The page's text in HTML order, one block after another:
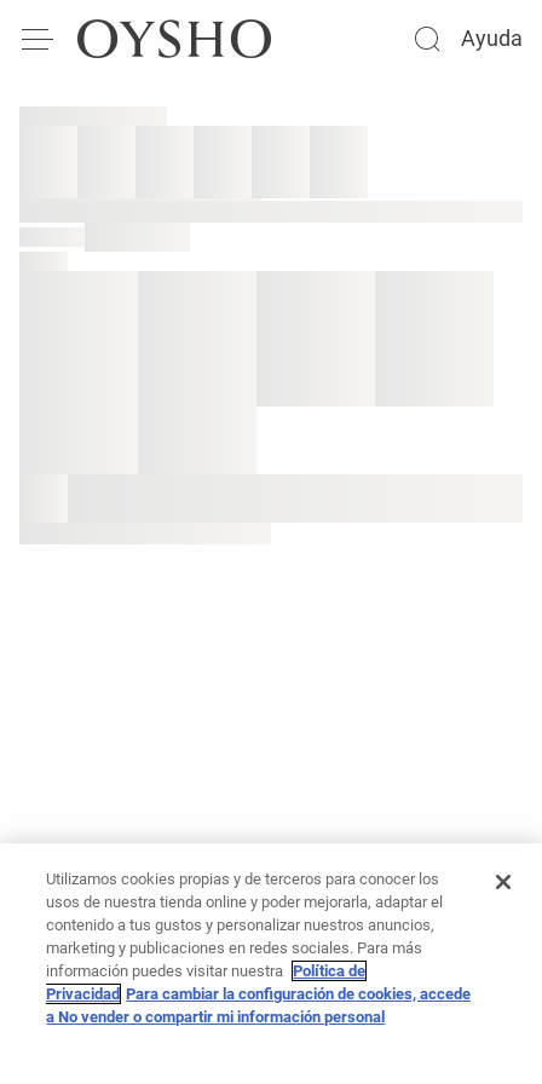
Ayuda
Utilizamos cookies propias y de terceros para conocer los
usos de nuestra tienda online y poder mejorarla, adaptar el
contenido a tus gustos y personalizar nuestros anuncios,
marketing y publicaciones en redes sociales. Para más
información puedes visitar nuestra Política de
Privacidad Para cambiar la configuración de cookies, accede
a No vender o compartir mi información personal